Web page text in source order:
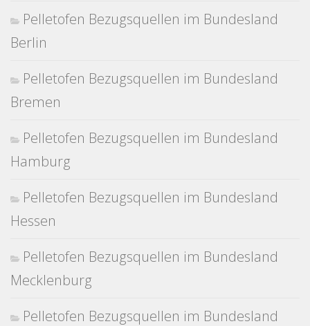
Pelletofen Bezugsquellen im Bundesland
Berlin
Pelletofen Bezugsquellen im Bundesland
Bremen
Pelletofen Bezugsquellen im Bundesland
Hamburg
Pelletofen Bezugsquellen im Bundesland
Hessen
Pelletofen Bezugsquellen im Bundesland
Mecklenburg
Pelletofen Bezugsquellen im Bundesland